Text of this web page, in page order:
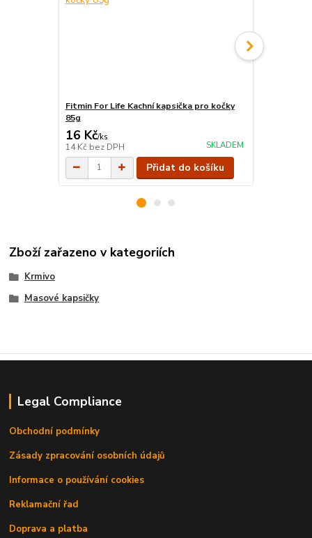
Fitmin For Life Kachní kapsička pro kočky
85g
16 Kč/ks
14 Kč bez DPH SKLADEM
Přidat do košíku
Zboží zařazeno v kategoriích
Krmivo
Masové kapsičky
Legal Compliance
Obchodní podmínky
Zásady zpracování osobních údajů
Informace o používání cookies
Reklamační řad
Doprava a platba